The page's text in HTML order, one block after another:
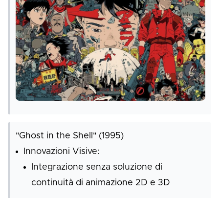
"Ghost in the Shell" (1995)
Innovazioni Visive:
Integrazione senza soluzione di
continuità di animazione 2D e 3D